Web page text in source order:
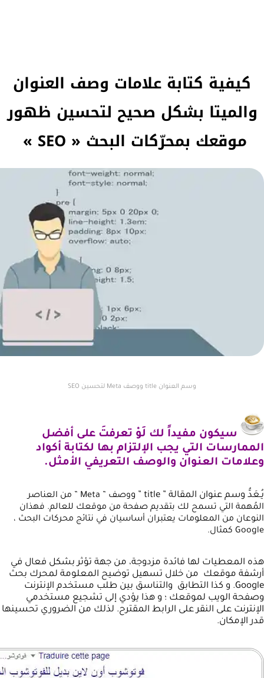
كيفية كتابة علامات وصف العنوان
والميتا بشكل صحيح لتحسين ظهور
موقعك بمحرّكات البحث « SEO »
وسم العنوان title ووصف Meta لتحسين SEO
سيكون مفيداً لك لَوْ تعرفتَ على أفضل
الممارسات التي يجب الإلتزام بها لكتابة أكواد
وعلامات العنوان والوصف التعريفي الأمثل.
يُـعَدُّ وسم عنوان المقالة ” title ” و وصف
” Meta ” من العناصر
المُهمة التي تسمح لك بتقديم صفحة من موقعك للعالم. فهذان
النوعان من المعلومات يعتبران أساسيان في نتائج محركات البحث ،
Google كمثال.
هذه المعطيات لها فائدة مزدوجة، من جهة تؤثر بشكل فعال في
أرشفة موقعك من خلال تسهيل توضيح المعلومة لمحرك بحث
Google. و كذا التطابق والتناسق بين طلب مستخدم الإنترنت
وصفحة الويب لموقعك ؛ و هذا يؤدي إلى تشجيع مستخدمي
الإنترنت على النقر على الرابط المقترح. لذلك من الضروري تحسينها
قدر الإمكان.